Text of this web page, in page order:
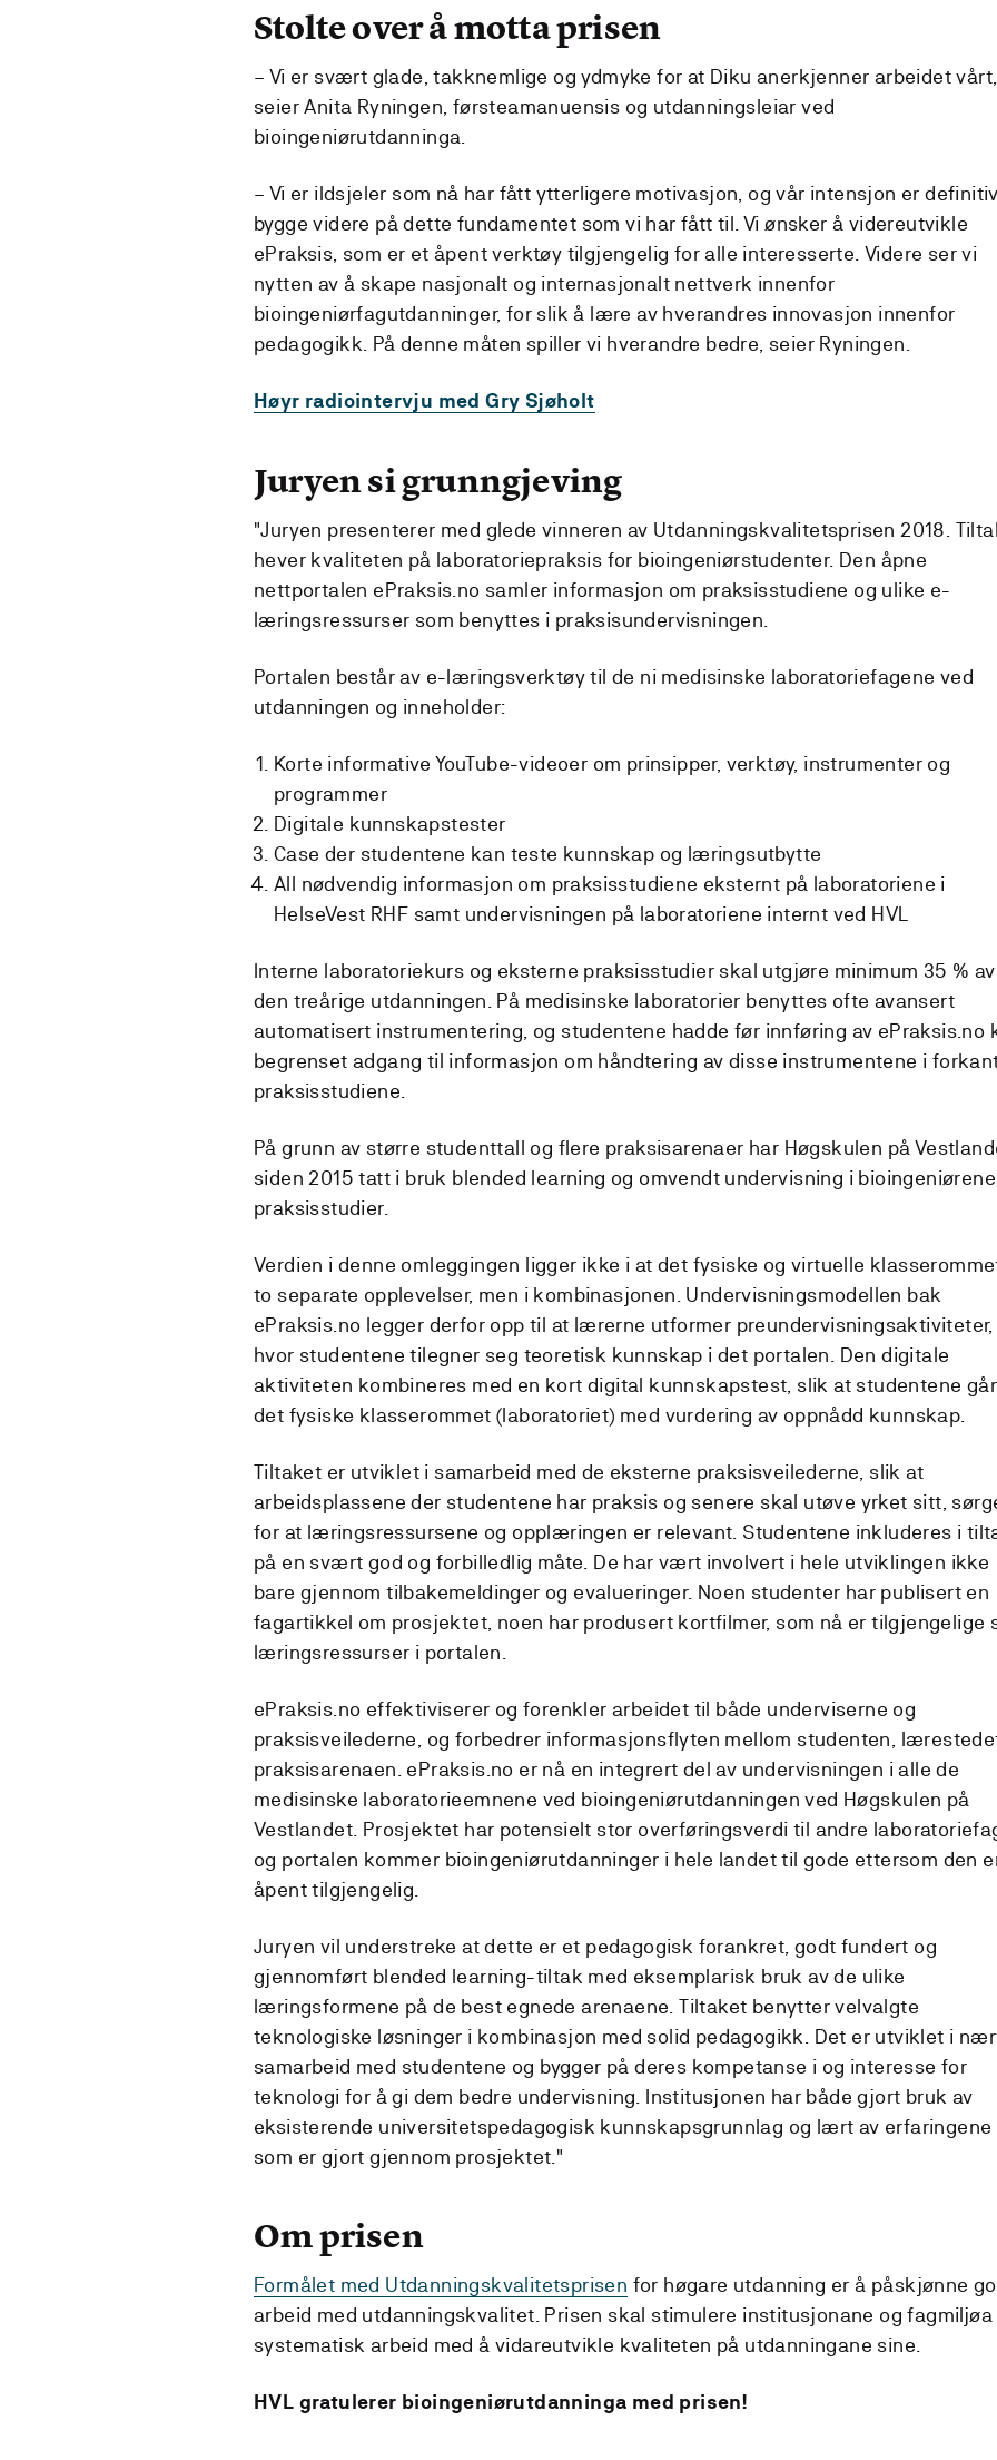
Stolte over å motta prisen
– Vi er svært glade, takknemlige og ydmyke for at Diku anerkjenner arbeidet vårt,
seier Anita Ryningen, førsteamanuensis og utdanningsleiar ved
bioingeniørutdanninga.
– Vi er ildsjeler som nå har fått ytterligere motivasjon, og vår intensjon er
bygge videre på dette fundamentet som vi har fått til. Vi ønsker å videreutvikle
ePraksis, som er et åpent verktøy tilgjengelig for alle interesserte. Videre ser vi
nytten av å skape nasjonalt og internasjonalt nettverk innenfor
bioingeniørfagutdanninger, for slik å lære av hverandres innovasjon innenfor
pedagogikk. På denne måten spiller vi hverandre bedre, seier Ryningen.
Høyr radiointervju med Gry Sjøholt
Juryen si grunngjeving
"Juryen presenterer med glede vinneren av Utdanningskvalitetsprisen 2018.
hever kvaliteten på laboratoriepraksis for bioingeniørstudenter. Den åpne
nettportalen ePraksis.no samler informasjon om praksisstudiene og ulike e-
læringsressurser som benyttes i praksisundervisningen.
Portalen består av e-læringsverktøy til de ni medisinske laboratoriefagene ved
utdanningen og inneholder:
Korte informative YouTube-videoer om prinsipper, verktøy, instrumenter og
programmer
Digitale kunnskapstester
Case der studentene kan teste kunnskap og læringsutbytte
All nødvendig informasjon om praksisstudiene eksternt på laboratoriene i
HelseVest RHF samt undervisningen på laboratoriene internt ved HVL
Interne laboratoriekurs og eksterne praksisstudier skal utgjøre minimum 35 % av
den treårige utdanningen. På medisinske laboratorier benyttes ofte avansert
automatisert instrumentering, og studentene hadde før innføring av ePraksis.no
begrenset adgang til informasjon om håndtering av disse instrumentene i
praksisstudiene.
På grunn av større studenttall og flere praksisarenaer har Høgskulen på
siden 2015 tatt i bruk blended learning og omvendt undervisning i
praksisstudier.
Verdien i denne omleggingen ligger ikke i at det fysiske og virtuelle
to separate opplevelser, men i kombinasjonen. Undervisningsmodellen bak
ePraksis.no legger derfor opp til at lærerne utformer preundervisningsaktiviteter,
hvor studentene tilegner seg teoretisk kunnskap i det portalen. Den digitale
aktiviteten kombineres med en kort digital kunnskapstest, slik at studentene
det fysiske klasserommet (laboratoriet) med vurdering av oppnådd kunnskap.
Tiltaket er utviklet i samarbeid med de eksterne praksisveilederne, slik at
arbeidsplassene der studentene har praksis og senere skal utøve yrket sitt,
for at læringsressursene og opplæringen er relevant. Studentene inkluderes i
på en svært god og forbilledlig måte. De har vært involvert i hele utviklingen ikke
bare gjennom tilbakemeldinger og evalueringer. Noen studenter har publisert en
fagartikkel om prosjektet, noen har produsert kortfilmer, som nå er tilgjengelige
læringsressurser i portalen.
ePraksis.no effektiviserer og forenkler arbeidet til både underviserne og
praksisveilederne, og forbedrer informasjonsflyten mellom studenten,
praksisarenaen. ePraksis.no er nå en integrert del av undervisningen i alle de
medisinske laboratorieemnene ved bioingeniørutdanningen ved Høgskulen på
Vestlandet. Prosjektet har potensielt stor overføringsverdi til andre
og portalen kommer bioingeniørutdanninger i hele landet til gode ettersom den
åpent tilgjengelig.
Juryen vil understreke at dette er et pedagogisk forankret, godt fundert og
gjennomført blended learning-tiltak med eksemplarisk bruk av de ulike
læringsformene på de best egnede arenaene. Tiltaket benytter velvalgte
teknologiske løsninger i kombinasjon med solid pedagogikk. Det er utviklet i
samarbeid med studentene og bygger på deres kompetanse i og interesse for
teknologi for å gi dem bedre undervisning. Institusjonen har både gjort bruk av
eksisterende universitetspedagogisk kunnskapsgrunnlag og lært av erfaringene
som er gjort gjennom prosjektet."
Om prisen
Formålet med Utdanningskvalitetsprisen for høgare utdanning er å påskjønne
arbeid med utdanningskvalitet. Prisen skal stimulere institusjonane og
systematisk arbeid med å vidareutvikle kvaliteten på utdanningane sine.
HVL gratulerer bioingeniørutdanninga med prisen!